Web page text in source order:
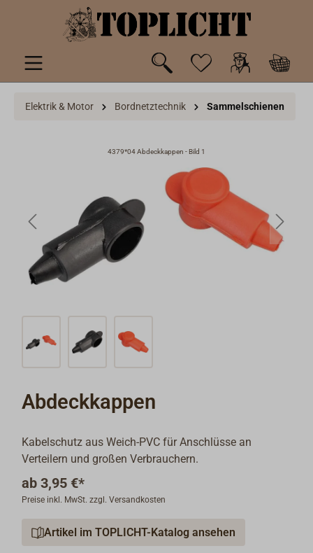
springen
Elektrik & Motor Bordnetztechnik Sammelschienen
4379*04 Abdeckkappen - Bild 1
Abdeckkappen
Kabelschutz aus Weich-PVC für Anschlüsse an
Verteilern und großen Verbrauchern.
ab 3,95 €*
Preise inkl. MwSt. zzgl. Versandkosten
Artikel im TOPLICHT-Katalog ansehen